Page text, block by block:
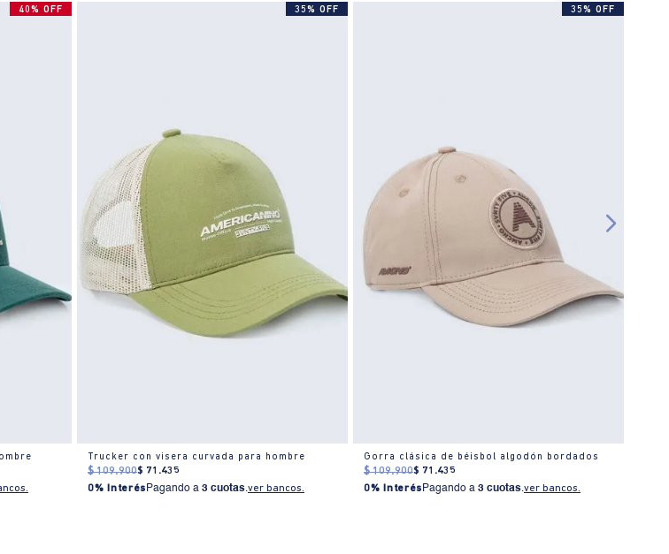
40% OFF 35% OFF
Trucker con visera curvada para hombre
$ 109.900$ 71 .435
0% Interés Pagando a3 cuotas.ver bancos.
35% OFF
Gorra clásica de béisbol algodón bordados
$ 109.900$ 71 .435
0% Interés Pagando a3 cuotas.ver bancos.